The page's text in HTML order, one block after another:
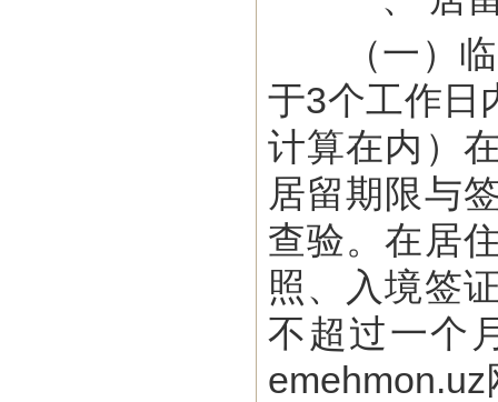
（一）临
于3个工作日
计算在内）
居留期限与
查验。在居
照、入境签
不超过一个